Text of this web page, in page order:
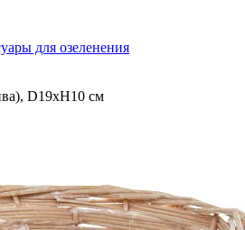
для озеленения
D19xH10 см